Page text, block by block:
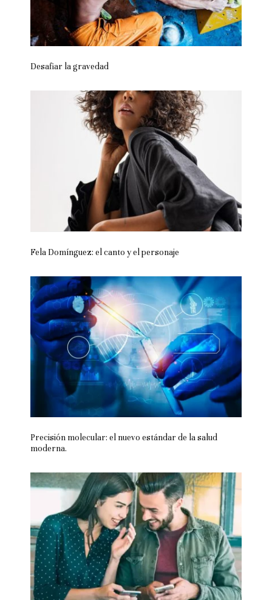
Desafiar la gravedad
Fela Domínguez: el canto y el personaje
Precisión molecular: el nuevo estándar de la salud
moderna.